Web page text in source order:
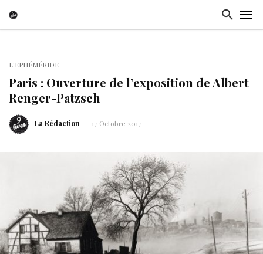
L'EPHÉMÉRIDE
Paris : Ouverture de l’exposition de Albert
Renger-Patzsch
La Rédaction 17 Octobre 2017